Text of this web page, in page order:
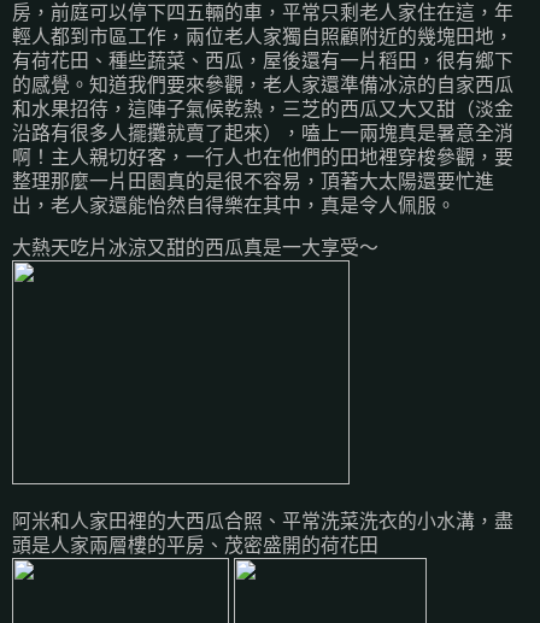
房，前庭可以停下四五輛的車，平常只剩老人家住在這，年
輕人都到市區工作，兩位老人家獨自照顧附近的幾塊田地，
有荷花田、種些蔬菜、西瓜，屋後還有一片稻田，很有鄉下
的感覺。知道我們要來參觀，老人家還準備冰涼的自家西瓜
和水果招待，這陣子氣候乾熱，三芝的西瓜又大又甜（淡金
沿路有很多人擺攤就賣了起來），嗑上一兩塊真是暑意全消
啊！主人親切好客，一行人也在他們的田地裡穿梭參觀，要
整理那麼一片田園真的是很不容易，頂著大太陽還要忙進
出，老人家還能怡然自得樂在其中，真是令人佩服。
大熱天吃片冰涼又甜的西瓜真是一大享受～
阿米和人家田裡的大西瓜合照、平常洗菜洗衣的小水溝，盡
頭是人家兩層樓的平房、茂密盛開的荷花田